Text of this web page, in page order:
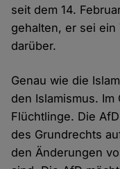
seit dem 14.
gehalten, er sei
darüber.
Genau wie die
den Islamismus.
Flüchtlinge. Die
des Grundrechts
den Änderungen